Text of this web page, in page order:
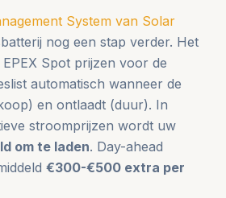
System van Solar
nog een stap verder. Het
Spot prijzen voor de
automatisch wanneer de
en ontlaadt (duur). In
stroomprijzen wordt uw
om te laden. Day-ahead
€300-€500 extra per